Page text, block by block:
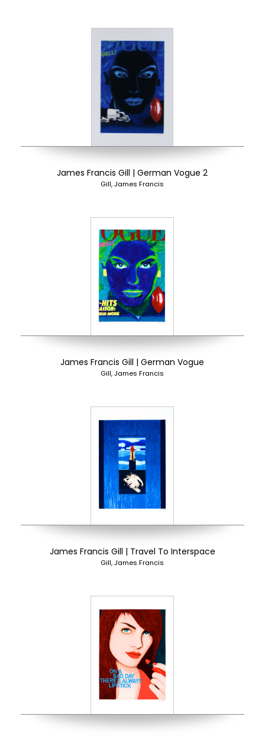
James Francis Gill | German Vogue 2
Gill, James Francis
James Francis Gill | German Vogue
Gill, James Francis
James Francis Gill | Travel To Interspace
Gill, James Francis